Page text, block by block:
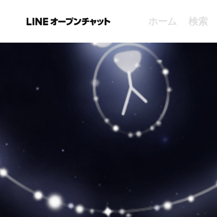
ホーム 検索